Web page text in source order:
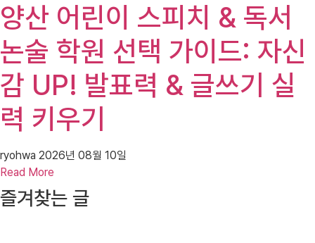
양산 어린이 스피치 & 독서
논술 학원 선택 가이드: 자신
감 UP! 발표력 & 글쓰기 실
력 키우기
ryohwa 2026년 08월 10일
Read More
즐겨찾는 글